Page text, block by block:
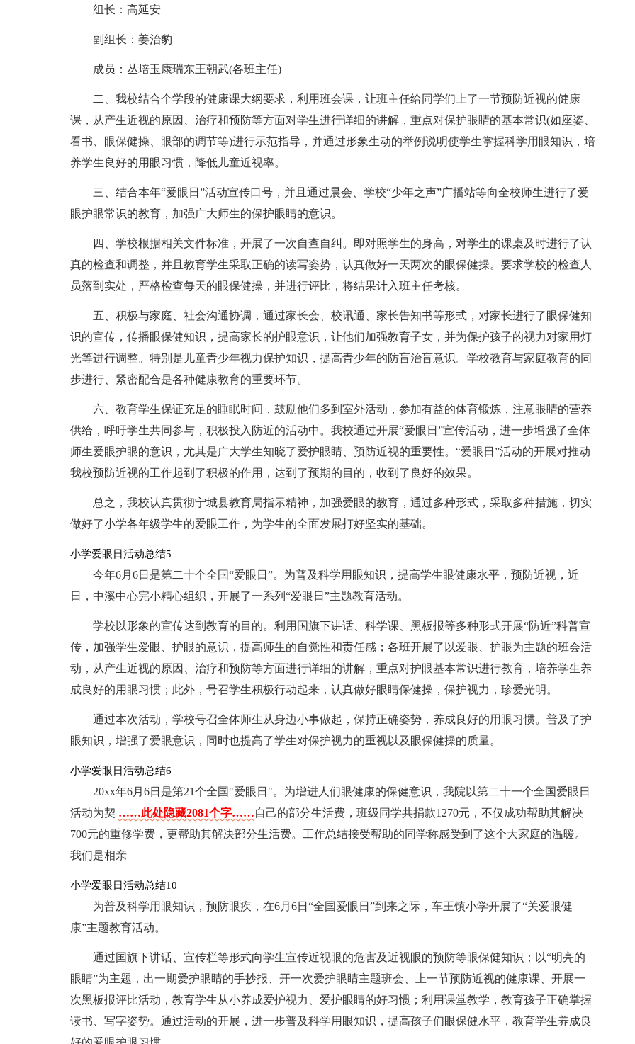
组长：高延安
副组长：姜治豹
成员：丛培玉康瑞东王朝武(各班主任)
二、我校结合个学段的健康课大纲要求，利用班会课，让班主任给同学们上了一节预防近视的健康
课，从产生近视的原因、治疗和预防等方面对学生进行详细的讲解，重点对保护眼睛的基本常识(如座姿、
看书、眼保健操、眼部的调节等)进行示范指导，并通过形象生动的举例说明使学生掌握科学用眼知识，培
养学生良好的用眼习惯，降低儿童近视率。
三、结合本年“爱眼日”活动宣传口号，并且通过晨会、学校“少年之声”广播站等向全校师生进行了爱
眼护眼常识的教育，加强广大师生的保护眼睛的意识。
四、学校根据相关文件标准，开展了一次自查自纠。即对照学生的身高，对学生的课桌及时进行了认
真的检查和调整，并且教育学生采取正确的读写姿势，认真做好一天两次的眼保健操。要求学校的检查人
员落到实处，严格检查每天的眼保健操，并进行评比，将结果计入班主任考核。
五、积极与家庭、社会沟通协调，通过家长会、校讯通、家长告知书等形式，对家长进行了眼保健知
识的宣传，传播眼保健知识，提高家长的护眼意识，让他们加强教育子女，并为保护孩子的视力对家用灯
光等进行调整。特别是儿童青少年视力保护知识，提高青少年的防盲治盲意识。学校教育与家庭教育的同
步进行、紧密配合是各种健康教育的重要环节。
六、教育学生保证充足的睡眠时间，鼓励他们多到室外活动，参加有益的体育锻炼，注意眼睛的营养
供给，呼吁学生共同参与，积极投入防近的活动中。我校通过开展“爱眼日”宣传活动，进一步增强了全体
师生爱眼护眼的意识，尤其是广大学生知晓了爱护眼睛、预防近视的重要性。“爱眼日”活动的开展对推动
我校预防近视的工作起到了积极的作用，达到了预期的目的，收到了良好的效果。
总之，我校认真贯彻宁城县教育局指示精神，加强爱眼的教育，通过多种形式，采取多种措施，切实
做好了小学各年级学生的爱眼工作，为学生的全面发展打好坚实的基础。
小学爱眼日活动总结5
今年6月6日是第二十个全国“爱眼日”。为普及科学用眼知识，提高学生眼健康水平，预防近视，近
日，中溪中心完小精心组织，开展了一系列“爱眼日”主题教育活动。
学校以形象的宣传达到教育的目的。利用国旗下讲话、科学课、黑板报等多种形式开展“防近”科普宣
传，加强学生爱眼、护眼的意识，提高师生的自觉性和责任感；各班开展了以爱眼、护眼为主题的班会活
动，从产生近视的原因、治疗和预防等方面进行详细的讲解，重点对护眼基本常识进行教育，培养学生养
成良好的用眼习惯；此外，号召学生积极行动起来，认真做好眼睛保健操，保护视力，珍爱光明。
通过本次活动，学校号召全体师生从身边小事做起，保持正确姿势，养成良好的用眼习惯。普及了护
眼知识，增强了爱眼意识，同时也提高了学生对保护视力的重视以及眼保健操的质量。
小学爱眼日活动总结6
20xx年6月6日是第21个全国"爱眼日"。为增进人们眼健康的保健意识，我院以第二十一个全国爱眼日
活动为契 ……此处隐藏2081个字……自己的部分生活费，班级同学共捐款1270元，不仅成功帮助其解决
700元的重修学费，更帮助其解决部分生活费。工作总结接受帮助的同学称感受到了这个大家庭的温暖。
我们是相亲
小学爱眼日活动总结10
为普及科学用眼知识，预防眼疾，在6月6日“全国爱眼日”到来之际，车王镇小学开展了“关爱眼健
康”主题教育活动。
通过国旗下讲话、宣传栏等形式向学生宣传近视眼的危害及近视眼的预防等眼保健知识；以“明亮的
眼睛”为主题，出一期爱护眼睛的手抄报、开一次爱护眼睛主题班会、上一节预防近视的健康课、开展一
次黑板报评比活动，教育学生从小养成爱护视力、爱护眼睛的好习惯；利用课堂教学，教育孩子正确掌握
读书、写字姿势。通过活动的开展，进一步普及科学用眼知识，提高孩子们眼保健水平，教育学生养成良